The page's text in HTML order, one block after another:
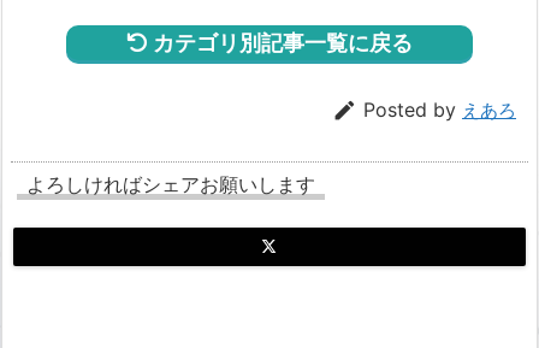
カテゴリ別記事一覧に戻る
 Posted by えあろ
よろしければシェアお願いします